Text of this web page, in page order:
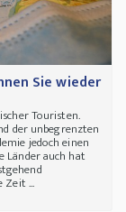
Sie wieder
Touristen.
der unbegrenzten
jedoch einen
Länder auch hat
Zeit ...